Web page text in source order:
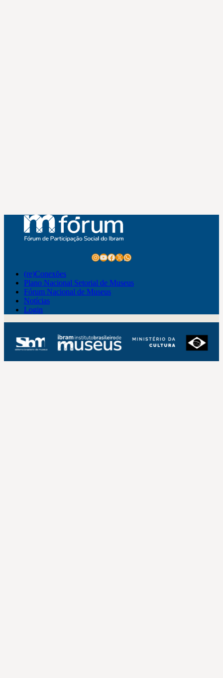
Instagram
Youtube
Facebook
X WhatsApp
(re)Conexões
Plano Nacional Setorial de Museus
Fórum Nacional de Museus
Notícias
Login